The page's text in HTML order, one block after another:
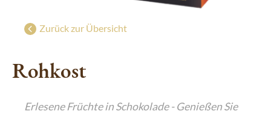
Geschenke mit Wiener Charme
De Luxe Collection
Edle Geschenke zum Fest
Zurück zur Übersicht
Rohkost
Erlesene Früchte in Schokolade - Genießen Sie